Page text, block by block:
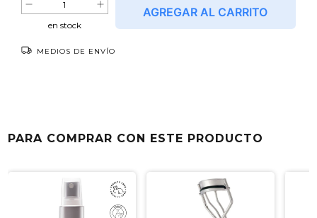
en stock
MEDIOS DE ENVÍO
PARA COMPRAR CON ESTE PRODUCTO